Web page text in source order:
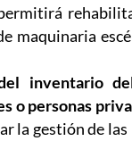
maquinaria
inventario
o personas
la gestión de